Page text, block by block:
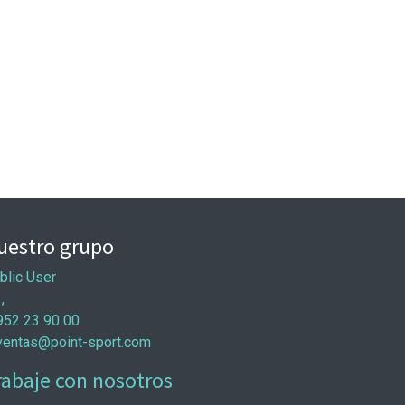
grupo
User
23 90 00
sport.com
con nosotros